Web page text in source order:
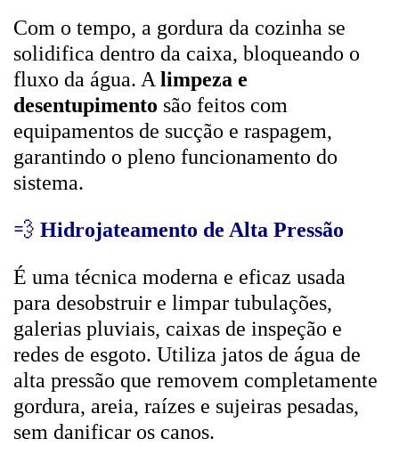
Com o tempo, a gordura da cozinha se
solidifica dentro da caixa, bloqueando o
fluxo da água. A limpeza e
desentupimento são feitos com
equipamentos de sucção e raspagem,
garantindo o pleno funcionamento do
sistema.
💨 Hidrojateamento de Alta Pressão
É uma técnica moderna e eficaz usada
para desobstruir e limpar tubulações,
galerias pluviais, caixas de inspeção e
redes de esgoto. Utiliza jatos de água de
alta pressão que removem completamente
gordura, areia, raízes e sujeiras pesadas,
sem danificar os canos.